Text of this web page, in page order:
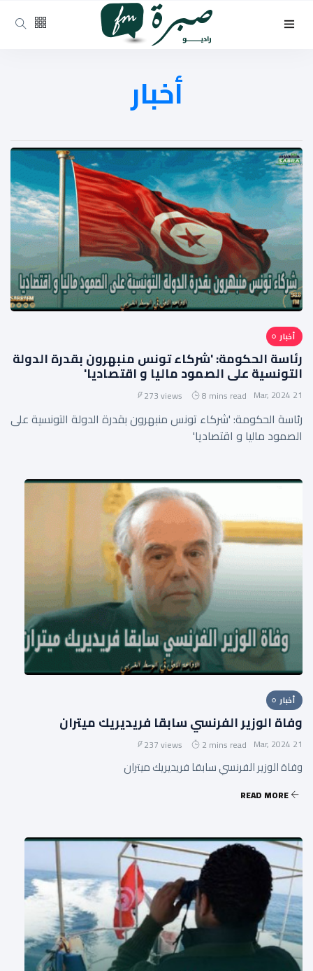
أخبار
أخبار
رئاسة الحكومة: 'شركاء تونس منبهرون بقدرة الدولة
التونسية على الصمود ماليا و اقتصاديا'
21 Mar, 2024
8 mins read
273 views
رئاسة الحكومة: 'شركاء تونس منبهرون بقدرة الدولة التونسية على
الصمود ماليا و اقتصاديا'
أخبار
وفاة الوزير الفرنسي سابقا فريديريك ميتران
21 Mar, 2024
2 mins read
237 views
وفاة الوزير الفرنسي سابقا فريديريك ميتران
READ MORE